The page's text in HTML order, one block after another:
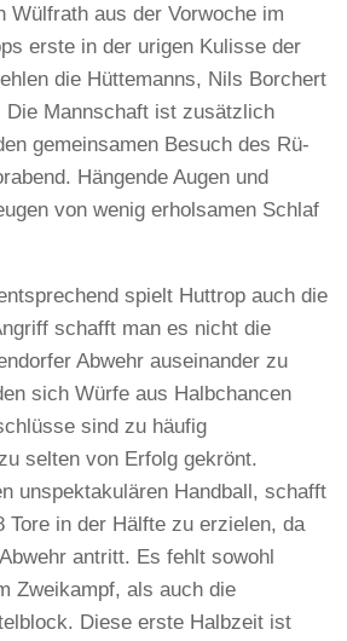
Wülfrath aus der Vorwoche im
erste in der urigen Kulisse der
die Hüttemanns, Nils Borchert
Die Mannschaft ist zusätzlich
gemeinsamen Besuch des Rü-
Hängende Augen und
von wenig erholsamen Schlaf
spielt Huttrop auch die
schafft man es nicht die
Abwehr auseinander zu
sich Würfe aus Halbchancen
sind zu häufig
selten von Erfolg gekrönt.
unspektakulären Handball, schafft
Tore in der Hälfte zu erzielen, da
antritt. Es fehlt sowohl
Zweikampf, als auch die
Diese erste Halbzeit ist